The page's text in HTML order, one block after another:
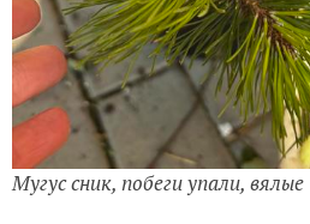
Мугус сник, побеги упали, вялые